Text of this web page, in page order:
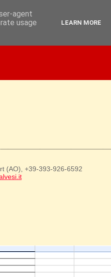
(AO), +39-393-926-6592
agent
usage
LEARN MORE